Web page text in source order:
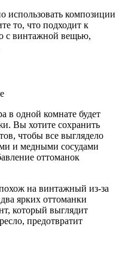
использовать композиции
то, что подходит к
с винтажной вещью,
в одной комнате будет
Вы хотите сохранить
чтобы все выглядело
и медными сосудами
оттоманок
на винтажный из-за
ярких оттоманки
который выглядит
предотвратит